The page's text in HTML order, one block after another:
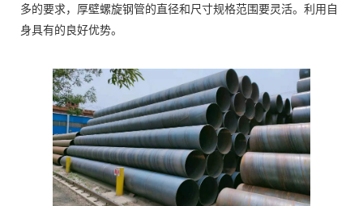
多的要求，厚壁螺旋钢管的直径和尺寸规格范围要灵活。利用自
身具有的良好优势。